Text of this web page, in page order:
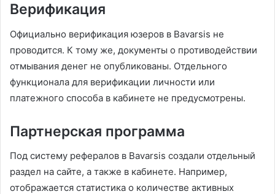
Верификация
Официально верификация юзеров в Bavarsis не
проводится. К тому же, документы о противодействии
отмывания денег не опубликованы. Отдельного
функционала для верификации личности или
платежного способа в кабинете не предусмотрены.
Партнерская программа
Под систему рефералов в Bavarsis создали отдельный
раздел на сайте, а также в кабинете. Например,
отображается статистика о количестве активных